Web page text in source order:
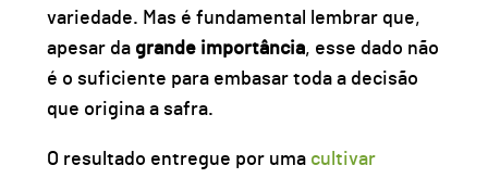
variedade. Mas é fundamental lembrar que,
apesar dagrande importância, esse dado não
é o suficiente para embasar toda a decisão
que origina a safra.
O resultado entregue por uma cultivar